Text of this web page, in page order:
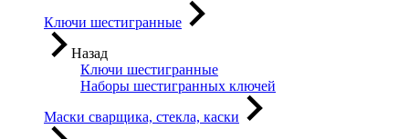
Ключи шестигранные
Назад
Ключи шестигранные
Наборы шестигранных ключей
Маски сварщика, стекла, каски